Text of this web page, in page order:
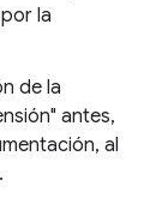
la
de la
antes,
al